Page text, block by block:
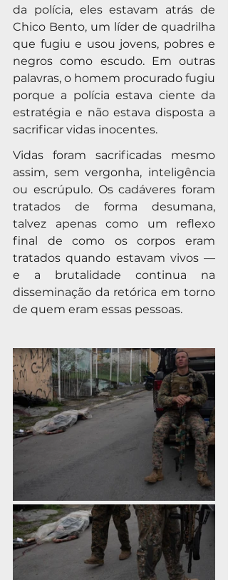
da polícia, eles estavam atrás de
Chico Bento, um líder de quadrilha
que fugiu e usou jovens, pobres e
negros como escudo. Em outras
palavras, o homem procurado fugiu
porque a polícia estava ciente da
estratégia e não estava disposta a
sacrificar vidas inocentes.
Vidas foram sacrificadas mesmo
assim, sem vergonha, inteligência
ou escrúpulo. Os cadáveres foram
tratados de forma desumana,
talvez apenas como um reflexo
final de como os corpos eram
tratados quando estavam vivos —
e a brutalidade continua na
disseminação da retórica em torno
de quem eram essas pessoas.